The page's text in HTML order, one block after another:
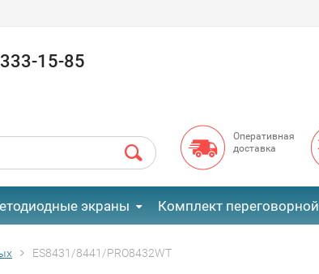
15-85
Оперативная
доставка
экраны Комплект переговорной
ES8431/8441/PRO8432WT